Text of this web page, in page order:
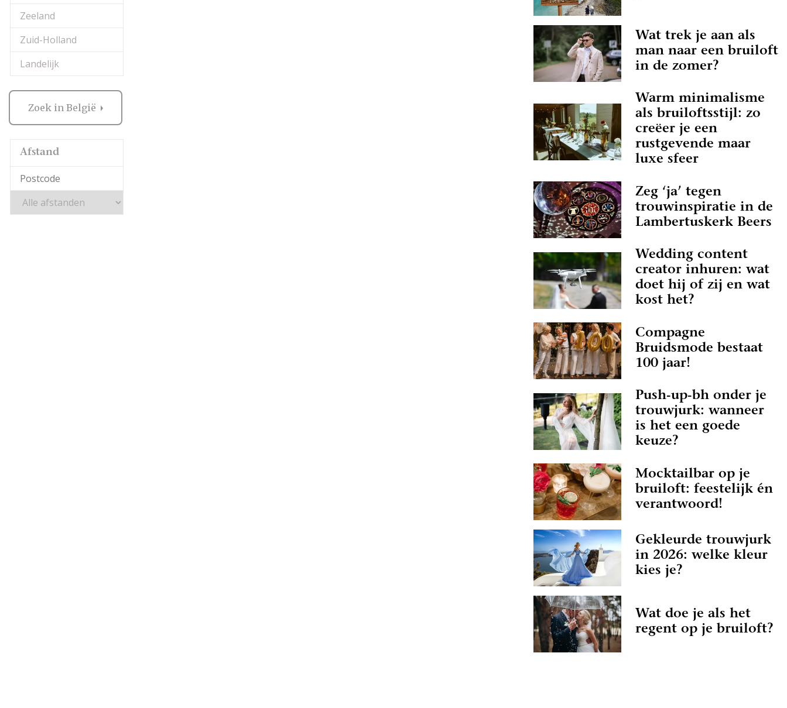
Zeeland
Zuid-Holland
Landelijk
Zoek in België
Afstand
Wat trek je aan als
man naar een bruiloft
in de zomer?
Warm minimalisme
als bruiloftsstijl: zo
creëer je een
rustgevende maar
luxe sfeer
Zeg ‘ja’ tegen
trouwinspiratie in de
Lambertuskerk Beers
Wedding content
creator inhuren: wat
doet hij of zij en wat
kost het?
Compagne
Bruidsmode bestaat
100 jaar!
Push-up-bh onder je
trouwjurk: wanneer
is het een goede
keuze?
Mocktailbar op je
bruiloft: feestelijk én
verantwoord!
Gekleurde trouwjurk
in 2026: welke kleur
kies je?
Wat doe je als het
regent op je bruiloft?